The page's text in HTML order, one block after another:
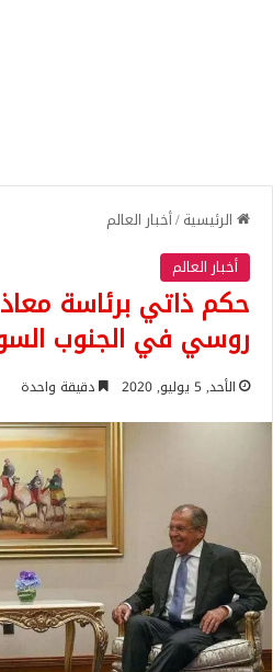
الرئيسية/أخبار العالم
أخبار العالم
حكم ذاتي برئاسة
روسي في الجنوب
الأحد, 5 يوليو, 2020 دقيقة واحدة